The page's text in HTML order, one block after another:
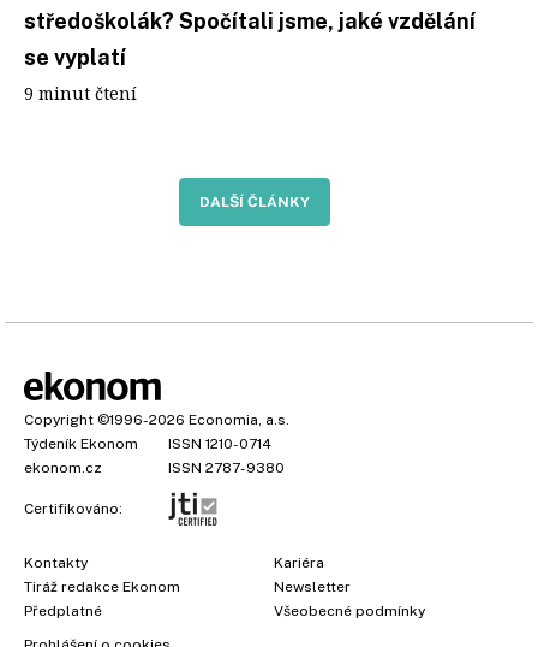
středoškolák? Spočítali jsme, jaké vzdělání
se vyplatí
9 minut čtení
DALŠÍ ČLÁNKY
Copyright ©1996-2026 Economia, a.s.
Týdeník Ekonom
ISSN 1210-0714
ekonom.cz
ISSN 2787-9380
Certifikováno:
Kontakty
Tiráž redakce Ekonom
Předplatné
Kariéra
Newsletter
Všeobecné podmínky